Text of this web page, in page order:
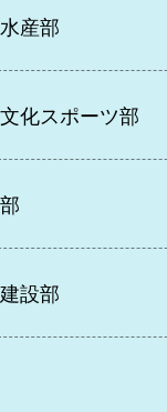
産部
化スポーツ部
設部